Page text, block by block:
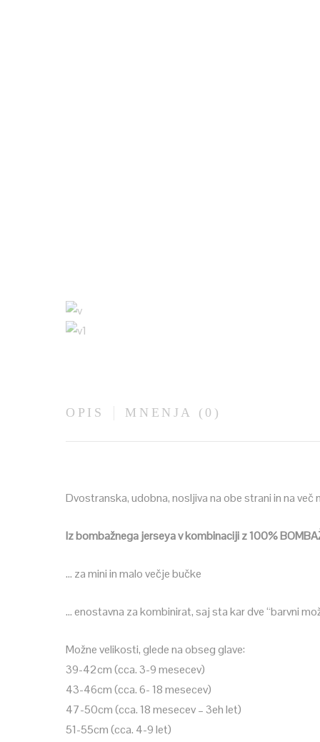
OPIS MNENJA (0)
Dvostranska, udobna, nosljiva na obe strani in na
Iz bombažnega jerseya v kombinaciji z 100%
… za mini in malo večje bučke
… enostavna za kombinirat, saj sta kar dve “barvni
Možne velikosti, glede na obseg glave:
39-42cm (cca. 3-9 mesecev)
43-46cm (cca. 6- 18 mesecev)
47-50cm (cca. 18 mesecev – 3eh let)
51-55cm (cca. 4-9 let)